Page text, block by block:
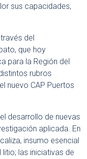
sus capacidades,
del
que hoy
para la Región del
rubros
nuevo CAP Puertos
desarrollo de nuevas
aplicada. En
insumo esencial
las iniciativas de